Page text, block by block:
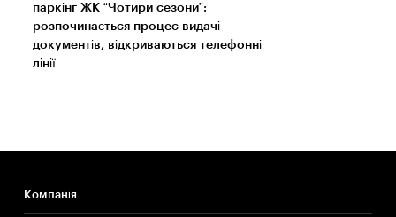
паркінг ЖК “Чотири сезони”:
розпочинається процес видачі
документів, відкриваються телефонні
лінії
Компанія